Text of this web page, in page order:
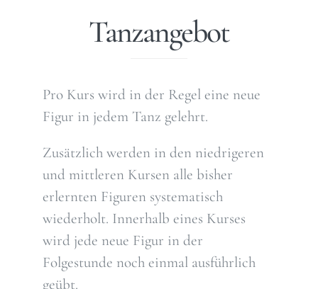
Tanzangebot
Pro Kurs wird in der Regel eine neue
Figur in jedem Tanz gelehrt.
Zusätzlich werden in den niedrigeren
und mittleren Kursen alle bisher
erlernten Figuren systematisch
wiederholt. Innerhalb eines Kurses
wird jede neue Figur in der
Folgestunde noch einmal ausführlich
geübt.